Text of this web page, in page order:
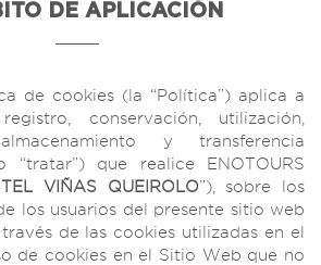
DE APLICACIÓN
de cookies (la “Política”) aplica a
conservación, utilización,
y transferencia
“tratar”) que realice ENOTOURS
VIÑAS QUEIROLO”), sobre los
los usuarios del presente sitio web
de las cookies utilizadas en el
de cookies en el Sitio Web que no